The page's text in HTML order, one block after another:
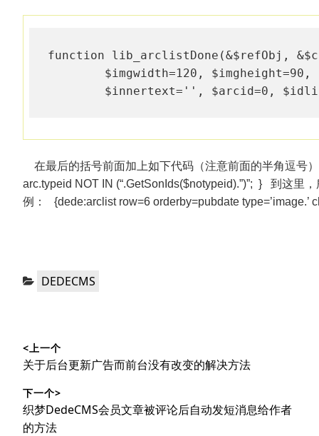
function lib_arclistDone(&$refObj,
$imgwidth=120,
$innertext='', $arcid=0,
在最后的括号前面加上如下代码（注意前面的半角逗号
arc.typeid NOT IN (“.GetSonIds($notypeid).”)”; }
到这里
例：
{dede:arclist row=6 orderby=pubdate type=’image.’
分
DEDECMS
章
导
航
<上一个
上
文
章：
关于后台更新广告而前台没有改变的解决方法
下一个>
下
篇
织梦DedeCMS会员文章被评论后自动发短消息给作者
的方法